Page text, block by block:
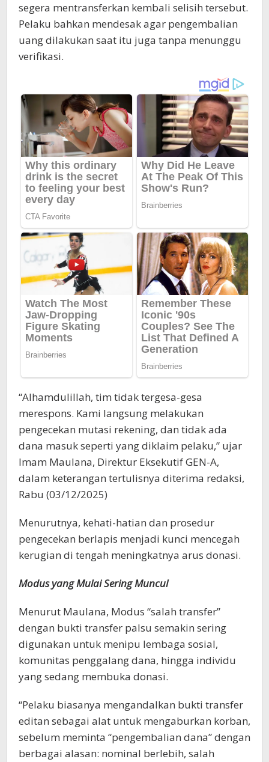
segera mentransferkan kembali selisih tersebut.
Pelaku bahkan mendesak agar pengembalian
uang dilakukan saat itu juga tanpa menunggu
verifikasi.
“Alhamdulillah, tim tidak tergesa-gesa
merespons. Kami langsung melakukan
pengecekan mutasi rekening, dan tidak ada
dana masuk seperti yang diklaim pelaku,” ujar
Imam Maulana, Direktur Eksekutif GEN-A,
dalam keterangan tertulisnya diterima redaksi,
Rabu (03/12/2025)
Menurutnya, kehati-hatian dan prosedur
pengecekan berlapis menjadi kunci mencegah
kerugian di tengah meningkatnya arus donasi.
Modus yang Mulai Sering Muncul
Menurut Maulana, Modus “salah transfer”
dengan bukti transfer palsu semakin sering
digunakan untuk menipu lembaga sosial,
komunitas penggalang dana, hingga individu
yang sedang membuka donasi.
“Pelaku biasanya mengandalkan bukti transfer
editan sebagai alat untuk mengaburkan korban,
sebelum meminta “pengembalian dana” dengan
berbagai alasan: nominal berlebih, salah